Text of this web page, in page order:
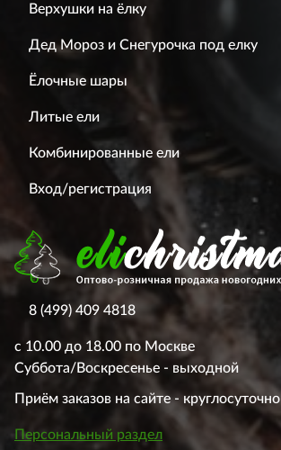
Верхушки на ёлку
Дед Мороз и Снегурочка под елку
Ёлочные шары
Литые ели
Комбинированные ели
Вход/регистрация
8 (499) 409 4818
с 10.00 до 18.00 по Москве
Суббота/Воскресенье - выходной
Приём заказов на сайте - круглосуточно
Персональный раздел